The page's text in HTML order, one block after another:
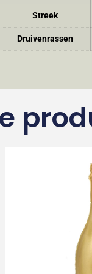
Streek
Druivenrassen